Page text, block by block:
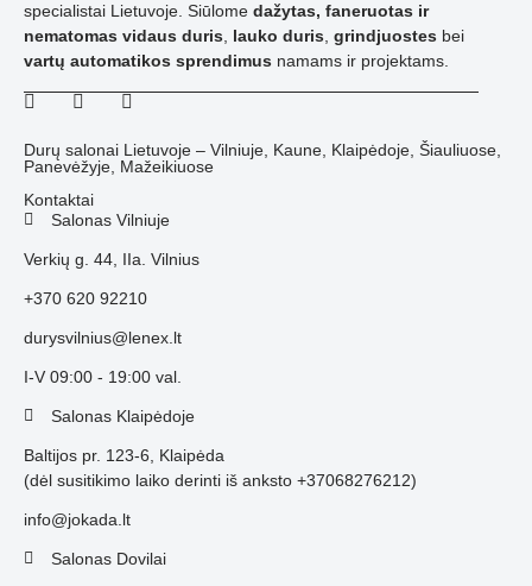
specialistai Lietuvoje. Siūlome dažytas, faneruotas ir
nematomas vidaus duris, lauko duris, grindjuostes bei
vartų automatikos sprendimus namams ir projektams.
Durų salonai Lietuvoje – Vilniuje, Kaune, Klaipėdoje, Šiauliuose,
Panevėžyje, Mažeikiuose
Kontaktai
Salonas Vilniuje
Verkių g. 44, IIa. Vilnius
+370 620 92210
durysvilnius@lenex.lt
I-V 09:00 - 19:00 val.
Salonas Klaipėdoje
Baltijos pr. 123-6, Klaipėda
(dėl susitikimo laiko derinti iš anksto +37068276212)
info@jokada.lt
Salonas Dovilai